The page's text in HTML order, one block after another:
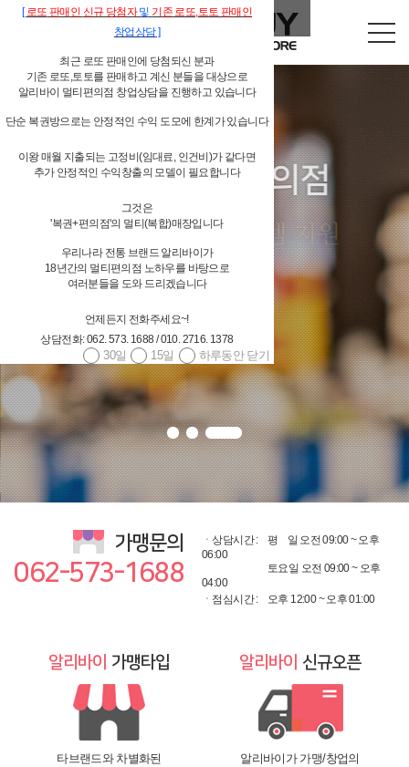
독립형 개인 편의점
알리바이 물류시스템 지원
4,000여 편의점상품(상온상품,저온상품,페스트푸드 등등) 공급
대기업 편의점체인과 경쟁할 수 있는 상품 구성
당일발주 → 당일배송 / 주 6회 배송
광주광역시/전남 알리바이 직접 배송, 그 외 지역 위탁배송
가맹문의
062-573-1688
ㆍ상담시간 : 평
일 오전 09:00 ~ 오후
06:00
토요일 오전 09:00 ~ 오후
04:00
ㆍ점심시간 :
오후 12:00 ~ 오후 01:00
알리바이 가맹타입
타브랜드와 차별화된
알리바이 신규오픈
알리바이가 가맹/창업의
[로또 판매인 신규 당첨자및 기존 로또,토토 판매인
창업상담]
최근 로또 판매인에 당첨되신 분과
기존 로또,토토를 판매하고 계신 분들을 대상으로
알리바이 멀티편의점 창업상담을 진행하고 있습니다
단순 복권방으로는 안정적인 수익 도모에 한계가 있습니다
이왕 매월 지출되는 고정비(임대료, 인건비)가 같다면
추가 안정적인 수익창출의 모델이 필요합니다
그것은
'복권+편의점'의 멀티(복합)매장입니다
우리나라 전통 브랜드 알리바이가
18년간의 멀티편의점 노하우를 바탕으로
여러분들을 도와 드리겠습니다
언제든지 전화주세요~!
상담전화: 062. 573. 1688 / 010. 2716. 1378
하루동안 닫기
15일
30일